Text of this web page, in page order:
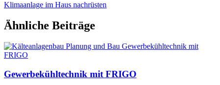
Klimaanlage im Haus nachrüsten
Ähnliche Beiträge
Gewerbekühltechnik mit FRIGO